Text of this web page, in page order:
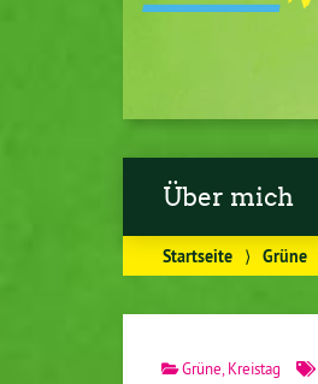
Über mich
Startseite ⟩ Grüne
Grüne Kreistag